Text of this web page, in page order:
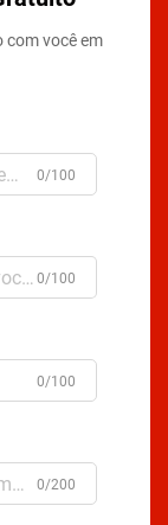
você em
0/100
0/100
0/100
0/200